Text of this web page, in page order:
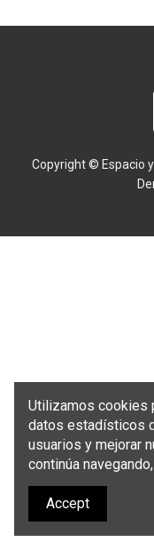
Copyright © Espacio
Utilizamos cookies
datos estadísticos
usuarios y mejorar
continúa
Accept